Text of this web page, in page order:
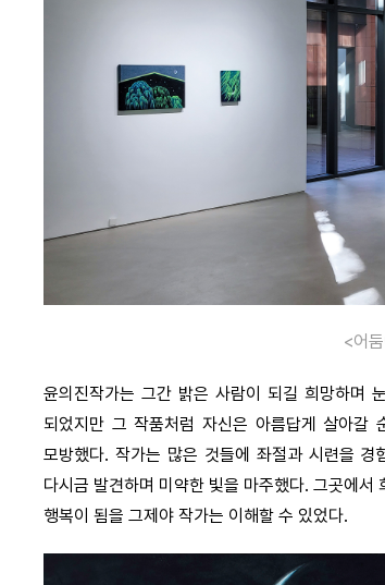
<어
윤의진작가는 그간 밝은 사람이 되길 희망하며
되었지만 그 작품처럼 자신은 아름답게 살아갈
모방했다. 작가는 많은 것들에 좌절과 시련을
다시금 발견하며 미약한 빛을 마주했다. 그곳에
행복이 됨을 그제야 작가는 이해할 수 있었다.